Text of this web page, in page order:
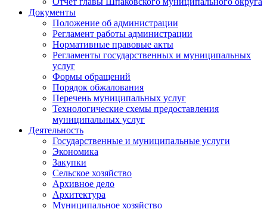
Документы
Положение об администрации
Регламент работы администрации
Нормативные правовые акты
Регламенты государственных и муниципальных
услуг
Формы обращений
Порядок обжалования
Перечень муниципальных услуг
Технологические схемы предоставления
муниципальных услуг
Деятельность
Государственные и муниципальные услуги
Экономика
Закупки
Сельское хозяйство
Архивное дело
Архитектура
Муниципальное хозяйство